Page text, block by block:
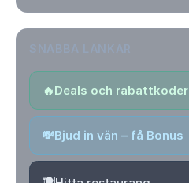
🔥Deals och rabattkoder
💸Bjud in vän – få Bonus